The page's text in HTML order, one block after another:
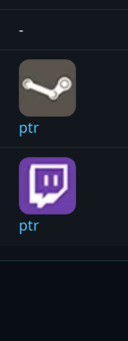
-
ptr
ptr